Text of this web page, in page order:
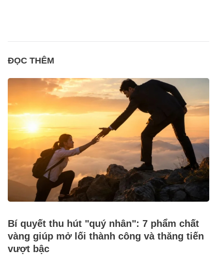
ĐỌC THÊM
Bí quyết thu hút "quý nhân": 7 phẩm chất
vàng giúp mở lối thành công và thăng tiến
vượt bậc